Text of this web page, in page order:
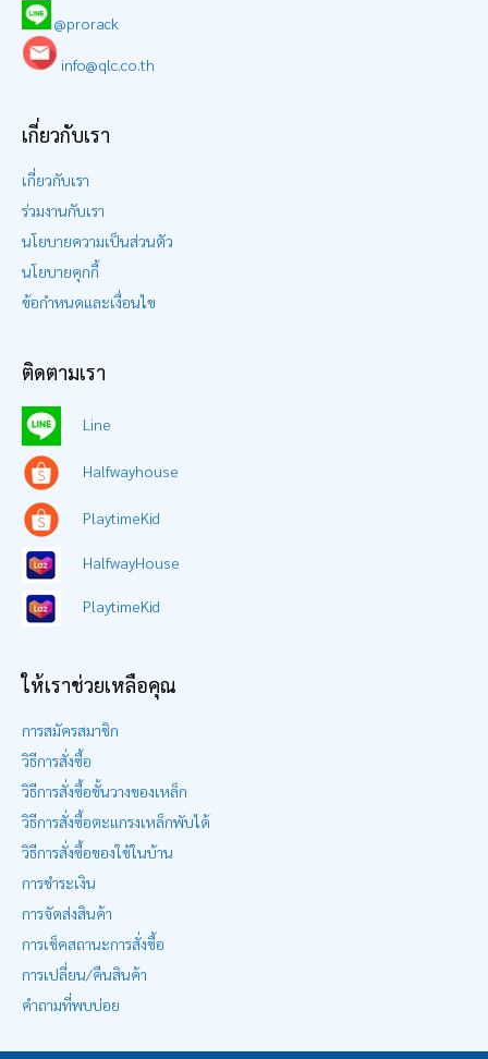
@prorack
info@qlc.co.th
เกี่ยวกับเรา
เกี่ยวกับเรา
ร่วมงานกับเรา
นโยบายความเป็นส่วนตัว
นโยบายคุกกี้
ข้อกำหนดและเงื่อนไข
ติดตามเรา
Line
Halfwayhouse
PlaytimeKid
HalfwayHouse
PlaytimeKid
ให้เราช่วยเหลือคุณ
การสมัครสมาชิก
วิธีการสั่งซื้อ
วิธีการสั่งซื้อชั้นวางของเหล็ก
วิธีการสั่งซื้อตะแกรงเหล็กพับได้
วิธีการสั่งซื้อของใช้ในบ้าน
การชำระเงิน
การจัดส่งสินค้า
การเช็คสถานะการสั่งซื้อ
การเปลี่ยน/คืนสินค้า
คำถามที่พบบ่อย
CHECKOUT